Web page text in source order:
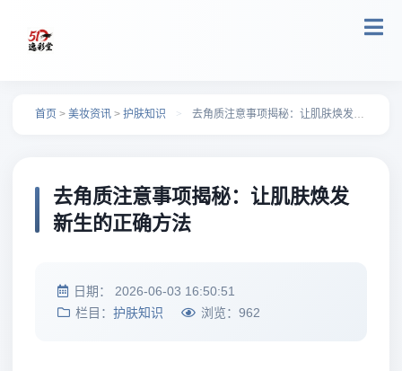
首页 > 美妆资讯 > 护肤知识 > 去角质注意事项揭秘：让肌肤焕发新生的正确方法
去角质注意事项揭秘：让肌肤焕发
新生的正确方法
日期： 2026-06-03 16:50:51
栏目： 护肤知识 浏览： 962